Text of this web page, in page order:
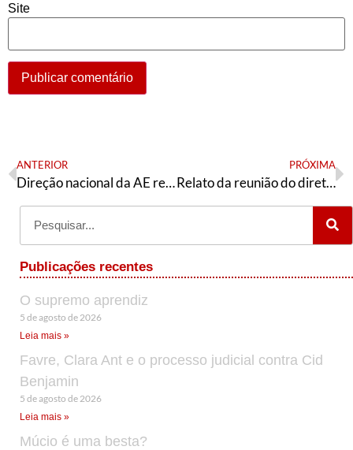
Site
ANTERIOR
Direção nacional da AE realiza caravana pelo Espírito Santo
PRÓXIMA
Relato da reunião do diretório nacional do PT de 16 de dezembro
Publicações recentes
O supremo aprendiz
5 de agosto de 2026
Leia mais »
Favre, Clara Ant e o processo judicial contra Cid
Benjamin
5 de agosto de 2026
Leia mais »
Múcio é uma besta?